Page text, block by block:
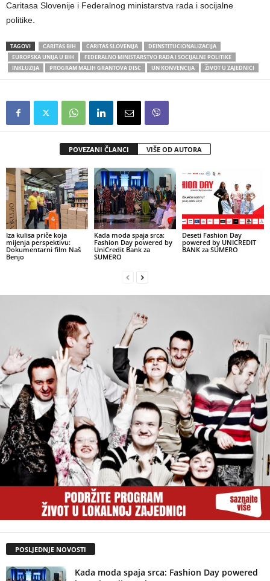
Caritasa Slovenije i Federalnog ministarstva rada i socijalne
politike.
TAGOVI CARITAS BIH CARITAS SLOVENIJA
DEINSTITUCIONALIZACIJA
EUROPSKA UNIJA U BIH
FEDERALNO MINISTARSTVO RADA I SOCIJALNE POLITIKE
INKLUZIJA
PROGRAM MALIH GRANTOVA DISC UN KONVENCIJA ŽIVOT U ZAJEDNICI
POVEZANI ČLANCI VIŠE OD AUTORA
Iza kulisa priče koja
mijenja perspektivu:
Dokumentarni film Naš
Benjo
Kada moda spaja srca:
Fashion Day powered by
UniCredit Bank za
SUMERO
Deseti Fashion Day
powered by UNICREDIT
BANK za SUMERO
POSLJEDNJE NOVOSTI
Kada moda spaja srca: Fashion Day powered